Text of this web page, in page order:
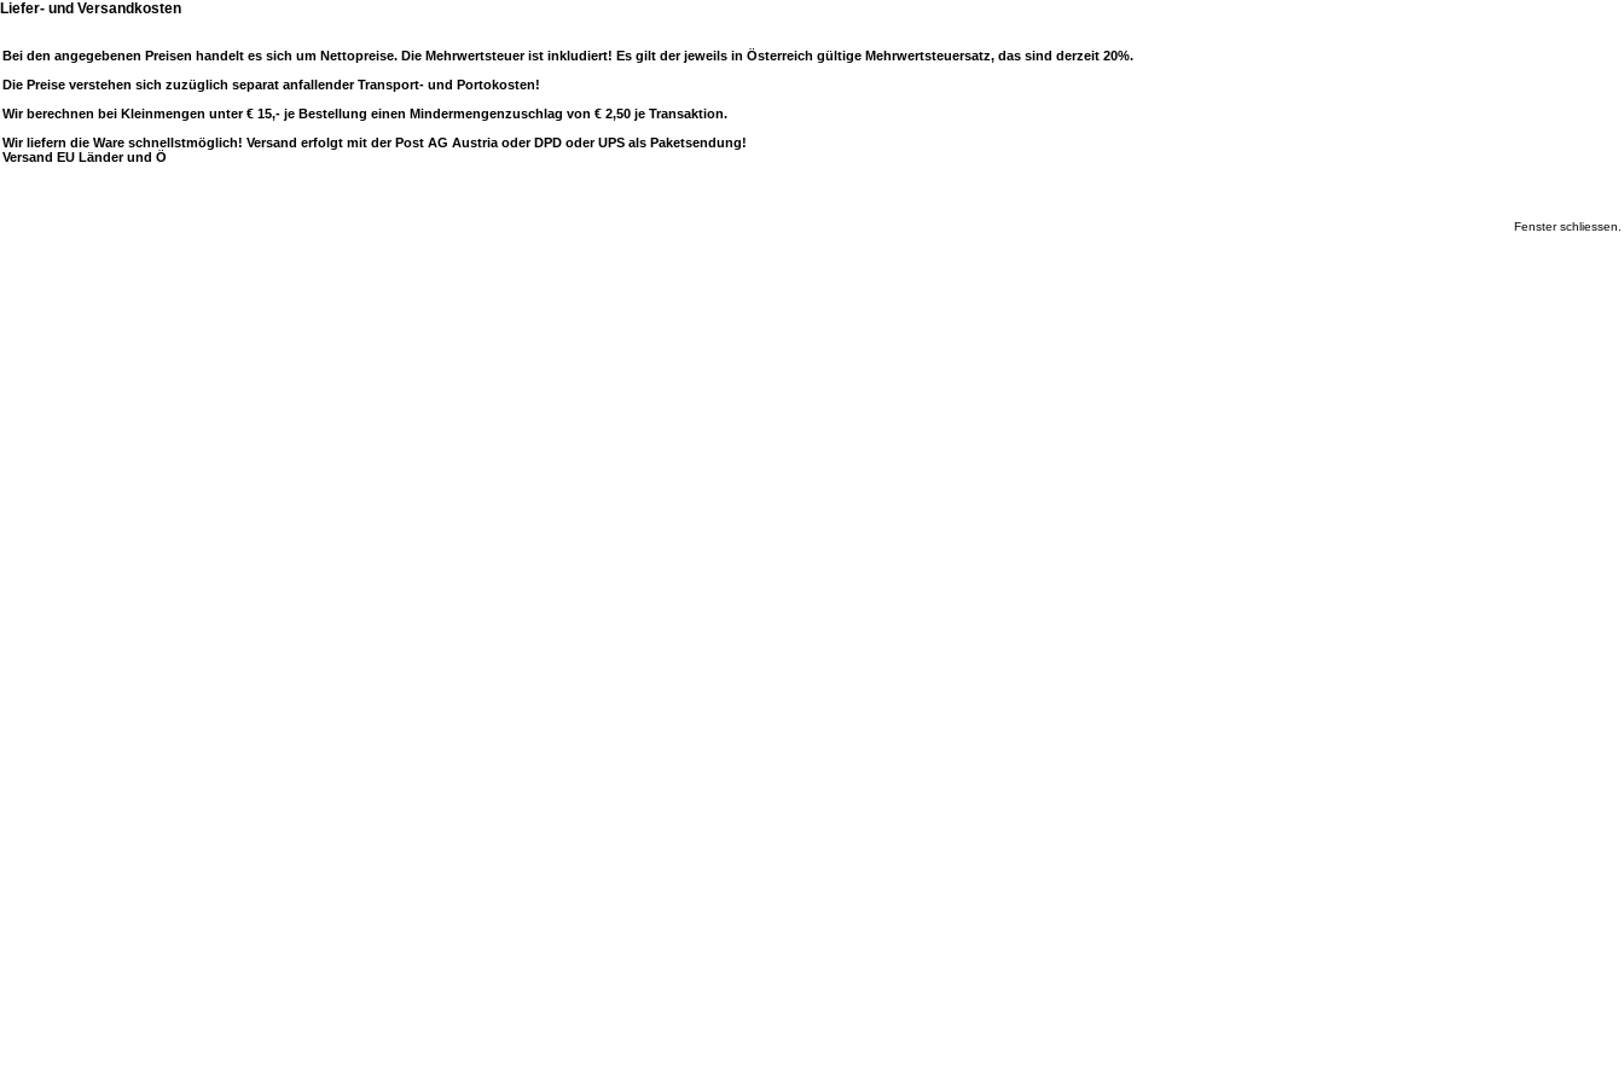
Liefer- und Versandkosten
Bei den angegebenen Preisen handelt es sich um Nettopreise. Die Mehrwertsteuer ist inkludiert! Es gilt der jeweils in Österreich gültige Mehrwertsteuersatz, das sind derzeit 20%.
Die Preise verstehen sich zuzüglich separat anfallender Transport- und Portokosten!
Wir berechnen bei Kleinmengen unter € 15,- je Bestellung einen Mindermengenzuschlag von € 2,50 je Transaktion.
Wir liefern die Ware schnellstmöglich! Versand erfolgt mit der Post AG Austria oder DPD oder UPS als Paketsendung!
Versand EU Länder und Ö
Fenster schliessen.